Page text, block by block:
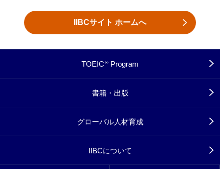
IIBCサイト ホームへ
TOEIC ® Program
書籍・出版
グローバル人材育成
IIBCについて